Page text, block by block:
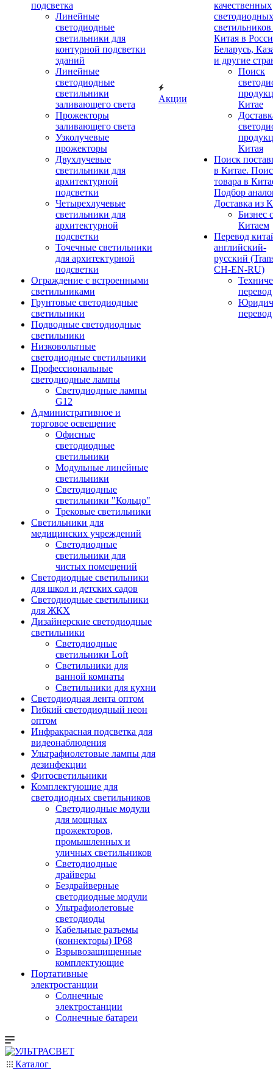
подсветка
Линейные
светодиодные
светильники для
контурной подсветки
зданий
Линейные
светодиодные
светильники
заливающего света
Прожекторы
заливающего света
Узколучевые
прожекторы
Двухлучевые
светильники для
архитектурной
подсветки
Четырехлучевые
светильники для
архитектурной
подсветки
Точечные светильники
для архитектурной
подсветки
Ограждение с встроенными
светильниками
Грунтовые светодиодные
светильники
Подводные светодиодные
светильники
Низковольтные
светодиодные светильники
Профессиональные
светодиодные лампы
Светодиодные лампы
G12
Административное и
торговое освещение
Офисные
светодиодные
светильники
Модульные линейные
светильники
Светодиодные
светильники "Кольцо"
Трековые светильники
Светильники для
медицинских учреждений
Светодиодные
светильники для
чистых помещений
Светодиодные светильники
для школ и детских садов
Светодиодные светильники
для ЖКХ
Дизайнерские светодиодные
светильники
Светодиодные
светильники Loft
Светильники для
ванной комнаты
Светильники для кухни
Светодиодная лента оптом
Гибкий светодиодный неон
оптом
Инфракрасная подсветка для
видеонаблюдения
Ультрафиолетовые лампы для
дезинфекции
Фитосветильники
Комплектующие для
светодиодных светильников
Светодиодные модули
для мощных
прожекторов,
промышленных и
уличных светильников
Светодиодные
драйверы
Бездрайверные
светодиодные модули
Ультрафиолетовые
светодиоды
Кабельные разъемы
(коннекторы) IP68
Взрывозащищенные
комплектующие
Портативные
электростанции
Солнечные
электростанции
Солнечные батареи
Акции
качественных
светодиодных
светильников
Китая в
Беларусь,
и другие
Поиск
Китае
Китая
Поиск
в Китае.
товара в
Подбор
Доставка из
Бизнес с
Китаем
Перевод
английский-
русский
CH-EN-RU)
перевод
перевод
Каталог